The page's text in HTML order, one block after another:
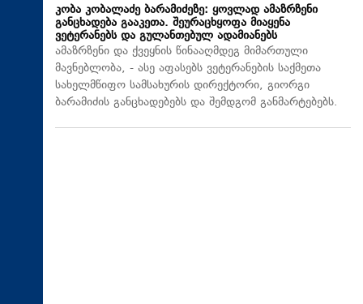
კობა კობალაძე ბარამიძეზე: ყოვლად ამაზრზენი
განცხადება გააკეთა. შეურაცხყოფა მიაყენა
ვეტერანებს და გულანთებულ ადამიანებს
ამაზრზენი და ქვეყნის წინააღმდეგ მიმართული
მავნებლობა, - ასე აფასებს ვეტერანების საქმეთა
სახელმწიფო სამსახურის დირექტორი, გიორგი
ბარამიძის განცხადებებს და შემდგომ განმარტებებს.